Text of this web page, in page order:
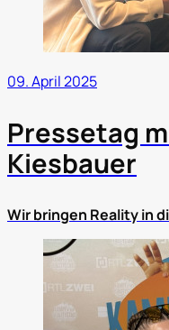
09. April 2025
Pressetag
Kiesbauer
Wir bringen Reality in